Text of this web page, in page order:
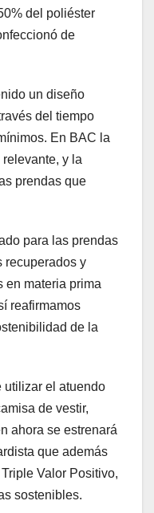
del poliéster
de
un diseño
del tiempo
En BAC la
y la
prendas que
para las prendas
recuperados y
en materia prima
reafirmamos
de la
utilizar el atuendo
de vestir,
ahora se estrenará
que además
Valor Positivo,
sostenibles.